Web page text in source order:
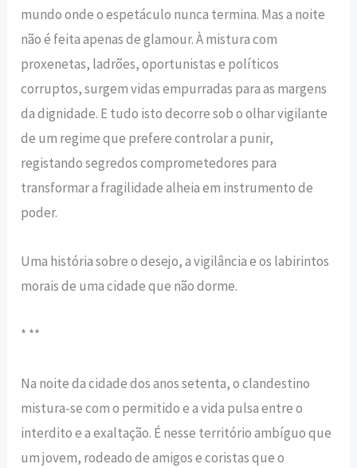
mundo onde o espetáculo nunca termina. Mas a noite
não é feita apenas de glamour. À mistura com
proxenetas, ladrões, oportunistas e políticos
corruptos, surgem vidas empurradas para as margens
da dignidade. E tudo isto decorre sob o olhar vigilante
de um regime que prefere controlar a punir,
registando segredos comprometedores para
transformar a fragilidade alheia em instrumento de
poder.
Uma história sobre o desejo, a vigilância e os labirintos
morais de uma cidade que não dorme.
* **
Na noite da cidade dos anos setenta, o clandestino
mistura-se com o permitido e a vida pulsa entre o
interdito e a exaltação. É nesse território ambíguo que
um jovem, rodeado de amigos e coristas que o